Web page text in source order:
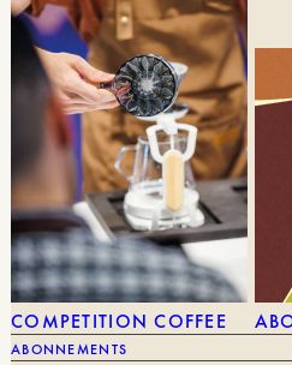
COMPETITION COFFEE
ABONNEMENTS
Pulsar
Brewer
Black
MARQUE
VOUS POURRIEZ